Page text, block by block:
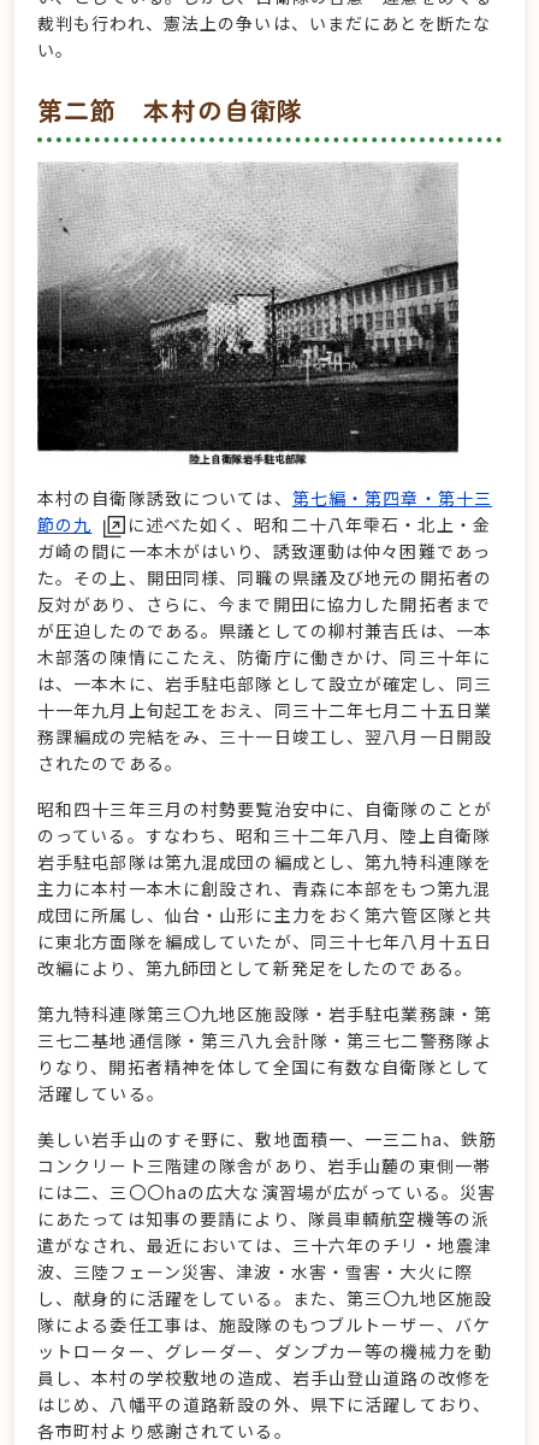
裁判も行われ、憲法上の争いは、いまだにあとを断たな
い。
第二節 本村の自衛隊
本村の自衛隊誘致については、 第七編・第四章・第十三
節の九
に述べた如く、昭和二十八年雫石・北上・金
ガ崎の間に一本木がはいり、誘致運動は仲々困難であっ
た。その上、開田同様、同職の県議及び地元の開拓者の
反対があり、さらに、今まで開田に協力した開拓者まで
が圧迫したのである。県議としての柳村兼吉氏は、一本
木部落の陳情にこたえ、防衛庁に働きかけ、同三十年に
は、一本木に、岩手駐屯部隊として設立が確定し、同三
十一年九月上旬起工をおえ、同三十二年七月二十五日業
務課編成の完結をみ、三十一日竣工し、翌八月一日開設
されたのである。
昭和四十三年三月の村勢要覧治安中に、自衛隊のことが
のっている。すなわち、昭和三十二年八月、陸上自衛隊
岩手駐屯部隊は第九混成団の編成とし、第九特科連隊を
主力に本村一本木に創設され、青森に本部をもつ第九混
成団に所属し、仙台・山形に主力をおく第六管区隊と共
に東北方面隊を編成していたが、同三十七年八月十五日
改編により、第九師団として新発足をしたのである。
第九特科連隊第三〇九地区施設隊・岩手駐屯業務諌・第
三七二基地通信隊・第三八九会計隊・第三七二警務隊よ
りなり、開拓者精神を体して全国に有数な自衛隊として
活躍している。
美しい岩手山のすそ野に、敷地面積一、一三二ha、鉄筋
コンクリート三階建の隊舎があり、岩手山麓の東側一帯
には二、三〇〇haの広大な演習場が広がっている。災害
にあたっては知事の要請により、隊員車輌航空機等の派
遣がなされ、最近においては、三十六年のチリ・地震津
波、三陸フェーン災害、津波・水害・雪害・大火に際
し、献身的に活躍をしている。また、第三〇九地区施設
隊による委任工事は、施設隊のもつブルトーザー、バケ
ットローター、グレーダー、ダンプカー等の機械力を動
員し、本村の学校敷地の造成、岩手山登山道路の改修を
はじめ、八幡平の道路新設の外、県下に活躍しており、
各市町村より感謝されている。